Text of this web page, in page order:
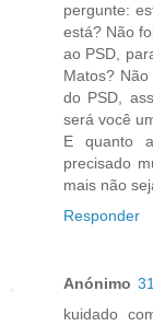
pergunte:
está? Não
ao PSD,
Matos?
do PSD,
será você
E quanto
precisado
mais não
Responder
Anónimo
kuidado